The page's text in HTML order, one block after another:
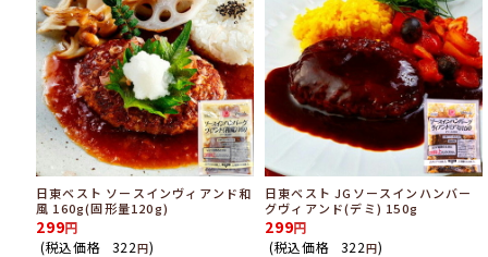
日東ベスト ソースインヴィアンド和
風 160g(固形量120g)
299
(税込価格 322円)
日東ベスト JGソースインハンバー
グヴィアンド(デミ) 150g
299
(税込価格 322円)